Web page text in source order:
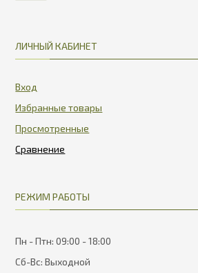
ЛИЧНЫЙ КАБИНЕТ
Вход
Избранные товары
Просмотренные
РЕЖИМ РАБОТЫ
Пн - Птн: 09:00 - 18:00
Сб-Вс: Выходной